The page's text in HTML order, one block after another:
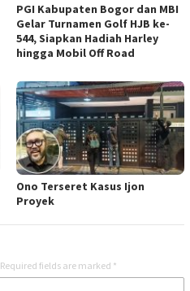
PGI Kabupaten Bogor dan MBI
Gelar Turnamen Golf HJB ke-
544, Siapkan Hadiah Harley
hingga Mobil Off Road
Ono Terseret Kasus Ijon
Proyek
Required fields are marked *